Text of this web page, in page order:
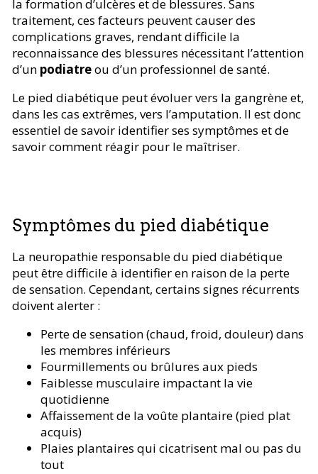
la formation d’ulcères et de blessures. Sans
traitement, ces facteurs peuvent causer des
complications graves, rendant difficile la
reconnaissance des blessures nécessitant l’attention
d’un podiatreou d’un professionnel de santé.
Le pied diabétique peut évoluer vers la gangrène et,
dans les cas extrêmes, vers l’amputation. Il est donc
essentiel de savoir identifier ses symptômes et de
savoir comment réagir pour le maîtriser.
Symptômes du pied diabétique
La neuropathie responsable du pied diabétique
peut être difficile à identifier en raison de la perte
de sensation. Cependant, certains signes récurrents
doivent alerter :
Perte de sensation (chaud, froid, douleur) dans
les membres inférieurs
Fourmillements ou brûlures aux pieds
Faiblesse musculaire impactant la vie
quotidienne
Affaissement de la voûte plantaire (pied plat
acquis)
Plaies plantaires qui cicatrisent mal ou pas du
tout